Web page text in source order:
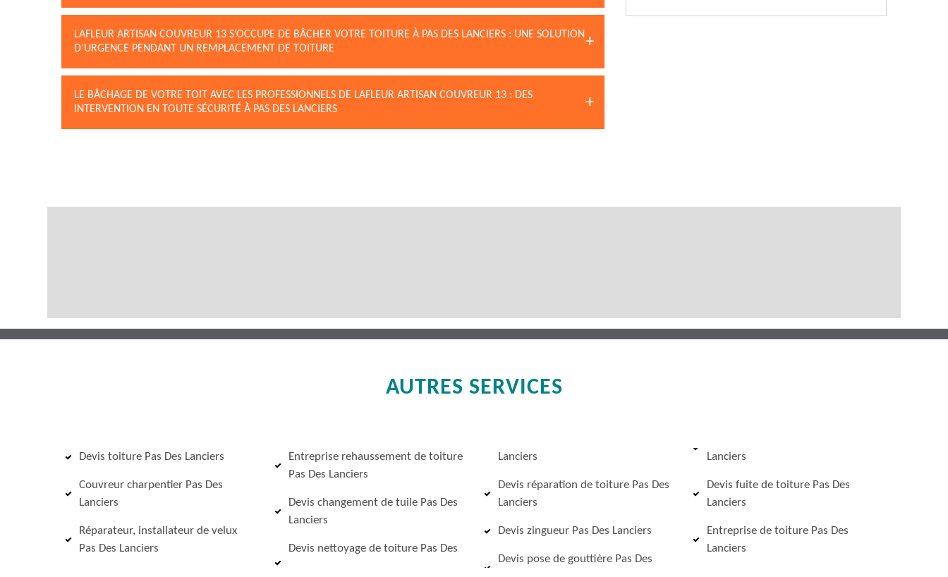
LAFLEUR ARTISAN COUVREUR 13 S’OCCUPE DE BÂCHER VOTRE TOITURE À PAS DES LANCIERS : UNE SOLUTION
D’URGENCE PENDANT UN REMPLACEMENT DE TOITURE
LE BÂCHAGE DE VOTRE TOIT AVEC LES PROFESSIONNELS DE LAFLEUR ARTISAN COUVREUR 13 : DES
INTERVENTION EN TOUTE SÉCURITÉ À PAS DES LANCIERS
AUTRES SERVICES
Devis toiture Pas Des Lanciers
Couvreur charpentier Pas Des
Lanciers
Réparateur, installateur de velux
Pas Des Lanciers
Entreprise rehaussement de toiture
Pas Des Lanciers
Devis changement de tuile Pas Des
Lanciers
Devis nettoyage de toiture Pas Des
Lanciers
Devis réparation de toiture Pas Des
Lanciers
Devis zingueur Pas Des Lanciers
Devis pose de gouttière Pas Des
Lanciers
Devis fuite de toiture Pas Des
Lanciers
Entreprise de toiture Pas Des
Lanciers